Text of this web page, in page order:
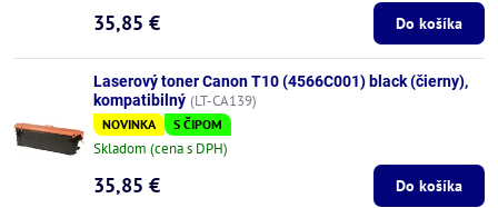
35,85 € Do košíka
Laserový toner Canon T10 (4566C001) black (čierny),
kompatibilný (LT-CA139)
NOVINKA S ČIPOM
Skladom (cena s DPH)
35,85 € Do košíka